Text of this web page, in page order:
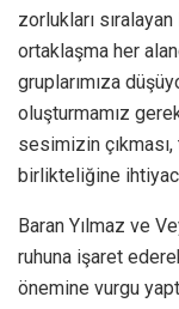
zorlukları
ortaklaşma her
gruplarımıza
oluşturmamız
sesimizin çıkması,
birlikteliğine
Baran Yılmaz ve
ruhuna işaret
önemine vurgu